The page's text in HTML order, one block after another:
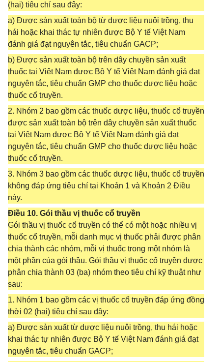
(hai) tiêu chí sau đây:
a) Được sản xuất toàn bộ từ dược liệu nuôi trồng, thu
hái hoặc khai thác tự nhiên được Bộ Y tế Việt Nam
đánh giá đạt nguyên tắc, tiêu chuẩn GACP;
b) Được sản xuất toàn bộ trên dây chuyền sản xuất
thuốc tại Việt Nam được Bộ Y tế Việt Nam đánh giá đạt
nguyên tắc, tiêu chuẩn GMP cho thuốc dược liệu hoặc
thuốc cổ truyền.
2. Nhóm 2 bao gồm các thuốc dược liệu, thuốc cổ truyền
được sản xuất toàn bộ trên dây chuyền sản xuất thuốc
tại Việt Nam được Bộ Y tế Việt Nam đánh giá đạt
nguyên tắc, tiêu chuẩn GMP cho thuốc dược liệu hoặc
thuốc cổ truyền.
3. Nhóm 3 bao gồm các thuốc dược liệu, thuốc cổ truyền
không đáp ứng tiêu chí tại Khoản 1 và Khoản 2 Điều
này.
Điều 10. Gói thầu vị thuốc cổ truyền
Gói thầu vị thuốc cổ truyền có thể có một hoặc nhiều vị
thuốc cổ truyền, mỗi danh mục vị thuốc phải được phân
chia thành các nhóm, mỗi vị thuốc trong một nhóm là
một phần của gói thầu. Gói thầu vị thuốc cổ truyền được
phân chia thành 03 (ba) nhóm theo tiêu chí kỹ thuật như
sau:
1. Nhóm 1 bao gồm các vị thuốc cổ truyền đáp ứng đồng
thời 02 (hai) tiêu chí sau đây:
a) Được sản xuất từ dược liệu nuôi trồng, thu hái hoặc
khai thác tự nhiên được Bộ Y tế Việt Nam đánh giá đạt
nguyên tắc, tiêu chuẩn GACP;